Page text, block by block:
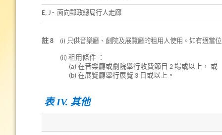
E, J - 面向郵政總局行人走廊
註 8 (i) 只供音樂廳、劇院及展覽廳的租用人使用。如有適當
(ii) 租用條件 ：
(a) 在音樂廳或劇院舉行收費節目 2 場或以上， 或
(b) 在展覽廳舉行展覽 3 日或以上。
表 IV. 其他